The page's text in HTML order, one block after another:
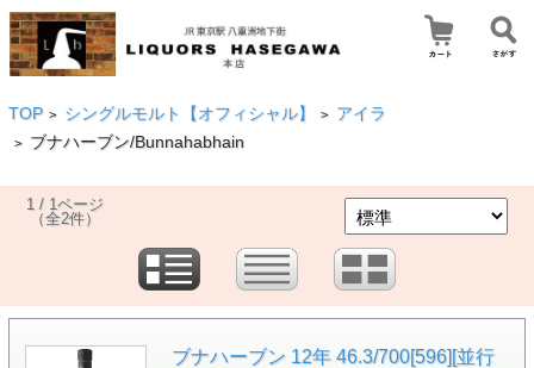
TOP > シングルモルト【オフィシャル】 > アイラ
> ブナハーブン/Bunnahabhain
1 / 1ページ
（全2件）
ブナハーブン 12年 46.3/700[596][並行